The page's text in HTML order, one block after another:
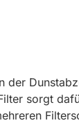
sorgt